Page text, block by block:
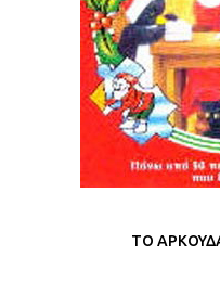
ΤΟ